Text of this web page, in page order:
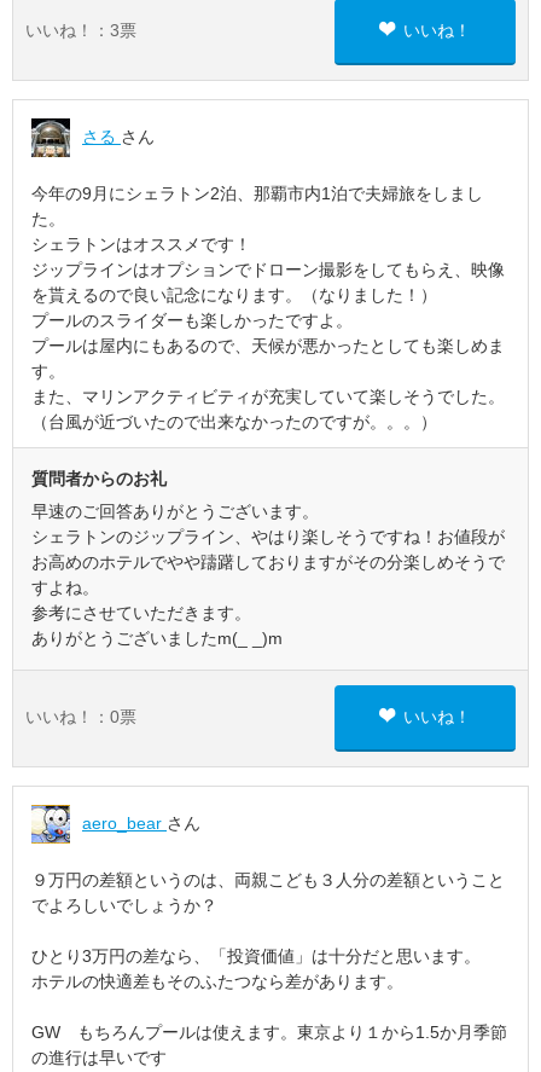
いいね！： 3票 いいね！
さる さん
今年の9月にシェラトン2泊、那覇市内1泊で夫婦旅をしまし
た。
シェラトンはオススメです！
ジップラインはオプションでドローン撮影をしてもらえ、映像
を貰えるので良い記念になります。（なりました！）
プールのスライダーも楽しかったですよ。
プールは屋内にもあるので、天候が悪かったとしても楽しめま
す。
また、マリンアクティビティが充実していて楽しそうでした。
（台風が近づいたので出来なかったのですが。。。）
質問者からのお礼
早速のご回答ありがとうございます。
シェラトンのジップライン、やはり楽しそうですね！お値段が
お高めのホテルでやや躊躇しておりますがその分楽しめそうで
すよね。
参考にさせていただきます。
ありがとうございましたm(_ _)m
いいね！： 0票 いいね！
aero_bear さん
９万円の差額というのは、両親こども３人分の差額ということ
でよろしいでしょうか？
ひとり3万円の差なら、「投資価値」は十分だと思います。
ホテルの快適差もそのふたつなら差があります。
GW もちろんプールは使えます。東京より１から1.5か月季節
の進行は早いです